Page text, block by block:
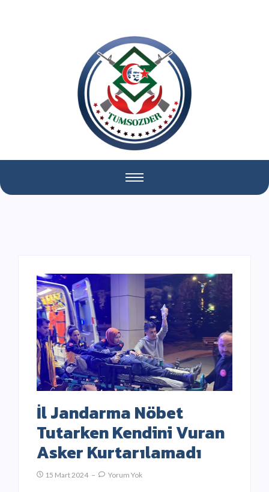
İl Jandarma Nöbet
Tutarken Kendini Vuran
Asker Kurtarılamadı
15 Mart 2024 Yorum Yok